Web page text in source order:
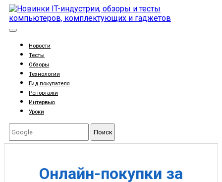
Новости
Тесты
Обзоры
Технологии
Гид покупателя
Репортажи
Интервью
Уроки
Поиск
Онлайн-покупки за